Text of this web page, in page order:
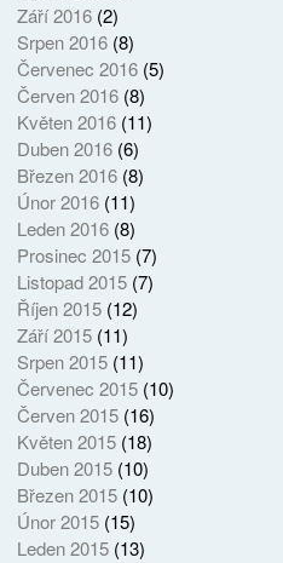
Září 2016(2)
Srpen 2016(8)
Červenec 2016(5)
Červen 2016(8)
Květen 2016(11)
Duben 2016(6)
Březen 2016(8)
Únor 2016(11)
Leden 2016(8)
Prosinec 2015(7)
Listopad 2015(7)
Říjen 2015(12)
Září 2015(11)
Srpen 2015(11)
Červenec 2015(10)
Červen 2015(16)
Květen 2015(18)
Duben 2015(10)
Březen 2015(10)
Únor 2015(15)
Leden 2015(13)